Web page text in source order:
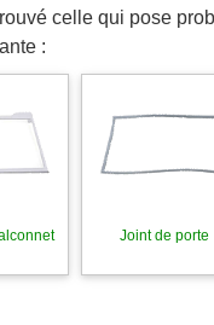
celle qui pose
:
Joint de porte